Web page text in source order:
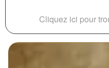
Cliquez ici pour